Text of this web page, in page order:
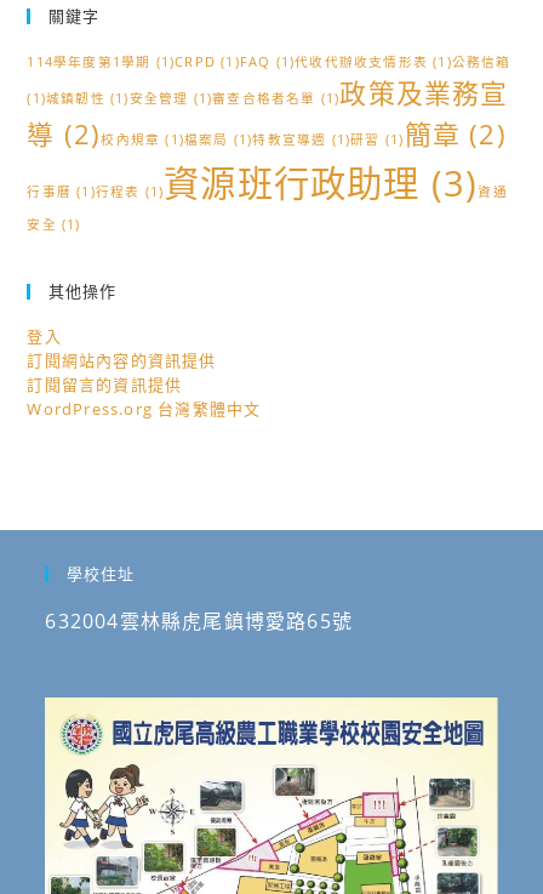
關鍵字
114學年度第1學期 (1)CRPD (1)FAQ (1)代收代辦收支情形表 (1)公務信箱
(1)城鎮韌性 (1)安全管理 (1)審查合格者名單 (1)政策及業務宣
導 (2)校內規章 (1)檔案局 (1)特教宣導週 (1)研習 (1) 簡章 (2)
行事曆 (1)行程表 (1)資源班行政助理 (3)資通
安全 (1)
其他操作
登入
訂閱網站內容的資訊提供
訂閱留言的資訊提供
WordPress.org 台灣繁體中文
學校住址
632004雲林縣虎尾鎮博愛路65號